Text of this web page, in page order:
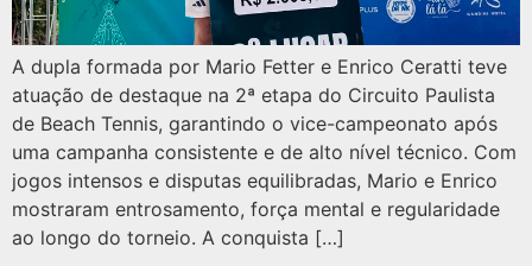
A dupla formada por Mario Fetter e Enrico Ceratti teve
atuação de destaque na 2ª etapa do Circuito Paulista
de Beach Tennis, garantindo o vice-campeonato após
uma campanha consistente e de alto nível técnico. Com
jogos intensos e disputas equilibradas, Mario e Enrico
mostraram entrosamento, força mental e regularidade
ao longo do torneio. A conquista […]